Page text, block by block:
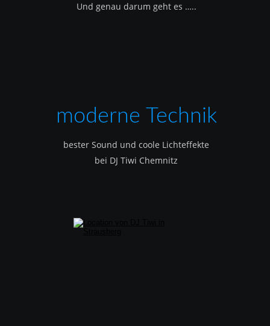
Und genau darum geht es …..
moderne Technik
bester Sound und coole Lichteffekte
bei DJ Tiwi Chemnitz